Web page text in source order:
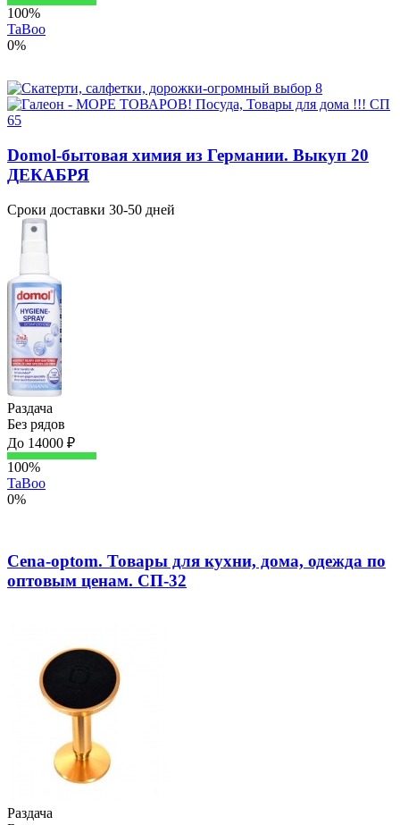
100%
TaBoo
0%
Domol-бытовая химия из Германии. Выкуп 20
ДЕКАБРЯ
Сроки доставки 30-50 дней
Раздача
Без рядов
До 14000 ₽
100%
TaBoo
0%
Сena-optom. Товары для кухни, дома, одежда по
оптовым ценам. СП-32
Раздача